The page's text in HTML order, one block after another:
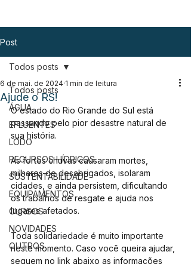
Post
Todos posts
ÁGUA
EFLUENTES
LODO
RECURSOS HÍDRICOS
SUSTENTABILIDADE
EQUIPAMENTOS
CURSOS
NOVIDADES
OUTROS
Todos posts
Ajude o RS!
6 de mai. de 2024 1 min de leitura
O estado do Rio Grande do Sul está
passando pelo pior desastre natural de
sua história.
As fortes chuvas causaram mortes,
milhares de desabrigados, isolaram
cidades, e ainda persistem, dificultando
os trabalhos de resgate e ajuda nos
lugares afetados.
Toda solidariedade é muito importante
neste momento. Caso você queira ajudar,
seguem no link abaixo as informações